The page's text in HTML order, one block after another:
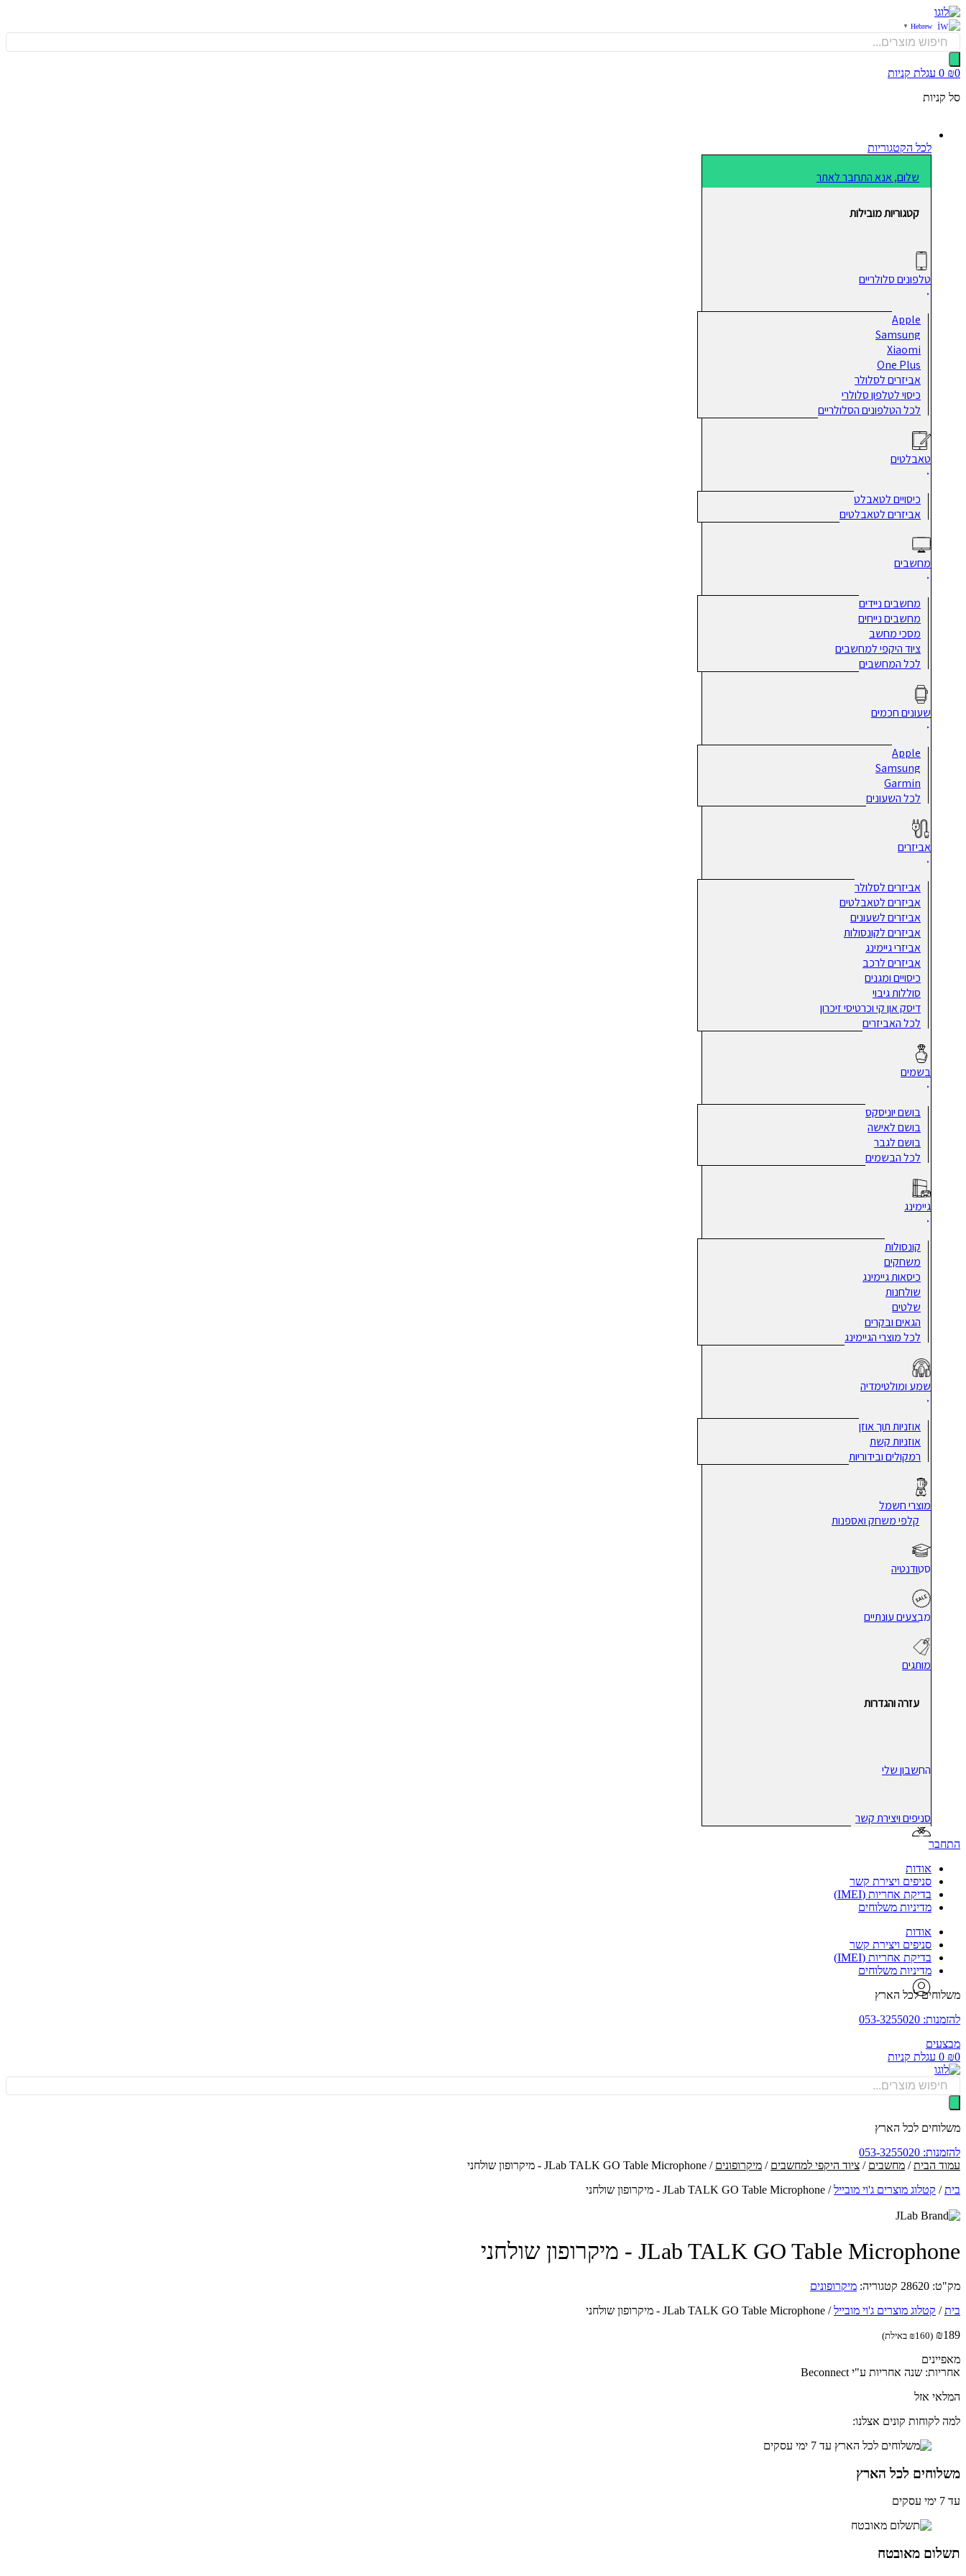
דלג
לתוכן
Hebrew
▼
Products
search
₪0
0 עגלת קניות
סל קניות
לכל הקטגוריות
שלום, אנא התחבר לאתר
קטגוריות מובילות
טלפונים סלולריים
Apple
Samsung
Xiaomi
One Plus
אביזרים לסלולר
כיסוי לטלפון סלולרי
לכל הטלפונים הסלולריים
טאבלטים
כיסויים לטאבלט
אביזרים לטאבלטים
מחשבים
מחשבים ניידים
מחשבים נייחים
מסכי מחשב
ציוד היקפי למחשבים
לכל המחשבים
שעונים חכמים
Apple
Samsung
Garmin
לכל השעונים
אביזרים
אביזרים לסלולר
אביזרים לטאבלטים
אביזרים לשעונים
אביזרים לקונסולות
אביזרי גיימינג
אביזרים לרכב
כיסויים ומגנים
סוללות גיבוי
דיסק און קי וכרטיסי זיכרון
לכל האביזרים
בשמים
בושם יוניסקס
בושם לאישה
בושם לגבר
לכל הבשמים
גיימינג
קונסולות
משחקים
כיסאות גיימינג
שולחנות
שלטים
הגאים ובקרים
לכל מוצרי הגיימינג
שמע ומולטימדיה
אוזניות תוך אוזן
אוזניות קשת
רמקולים ובידוריות
מוצרי חשמל
קלפי משחק ואספנות
סטודנטיה
מבצעים עונתיים
מותגים
עזרה והגדרות
החשבון שלי
סניפים ויצירת קשר
התחבר
אודות
סניפים ויצירת קשר
בדיקת אחריות (IMEI)
מדיניות משלוחים
אודות
סניפים ויצירת קשר
בדיקת אחריות (IMEI)
מדיניות משלוחים
משלוחים לכל הארץ
להזמנות: 053-3255020
מבצעים
₪0
0 עגלת קניות
Products
search
משלוחים לכל הארץ
להזמנות: 053-3255020
עמוד הבית/ מחשבים / ציוד היקפי למחשבים / מיקרופונים / ‏JLab TALK GO Table Microphone - מיקרופון שולחני
בית/ קטלוג מוצרים ג'וי מובייל/
מק"ט: 28620 קטגוריה: מיקרופונים
בית/ קטלוג מוצרים ג'וי מובייל/
₪189
(
₪160 באילת)
מאפיינים
אחריות: שנה אחריות ע"י Beconnect
המלאי אזל
למה לקוחות קונים אצלנו:
משלוחים לכל הארץ
עד 7 ימי עסקים
תשלום מאובטח